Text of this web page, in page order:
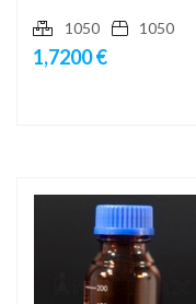
1050 1050
1,7200 €